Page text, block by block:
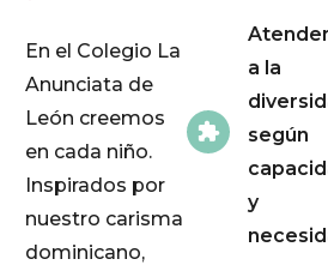
En el Colegio La
Anunciata de
León creemos
en cada niño.
Inspirados por
nuestro carisma
dominicano,
a la
según
y